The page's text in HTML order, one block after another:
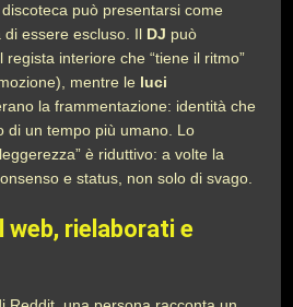
può presentarsi come
essere escluso. Il DJ può
regista interiore che “tiene il ritmo”
mentre le luci
la frammentazione: identità che
di un tempo più umano. Lo
è riduttivo: a volte la
e status, non solo di svago.
web, rielaborati e